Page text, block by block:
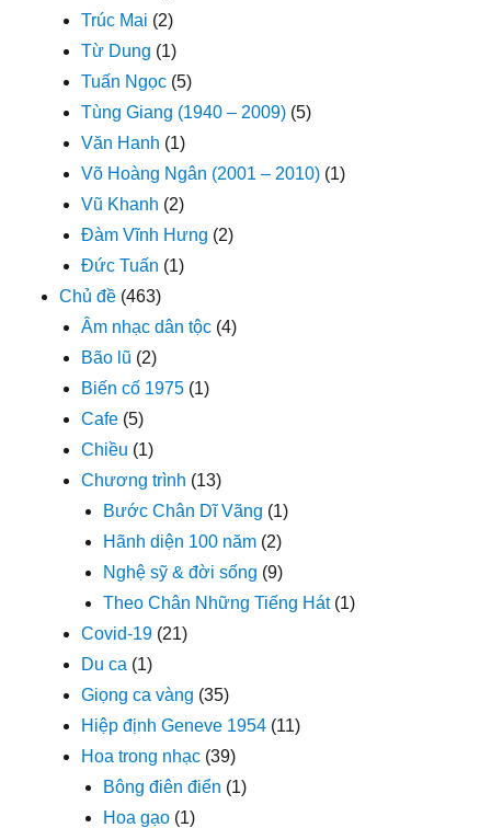
Trúc Mai (2)
Từ Dung (1)
Tuấn Ngọc (5)
Tùng Giang (1940 – 2009) (5)
Văn Hanh (1)
Võ Hoàng Ngân (2001 – 2010) (1)
Vũ Khanh (2)
Đàm Vĩnh Hưng (2)
Đức Tuấn (1)
Chủ đề (463)
Âm nhạc dân tộc (4)
Bão lũ (2)
Biến cố 1975 (1)
Cafe (5)
Chiều (1)
Chương trình (13)
Bước Chân Dĩ Vãng (1)
Hãnh diện 100 năm (2)
Nghệ sỹ & đời sống (9)
Theo Chân Những Tiếng Hát(1)
Covid-19 (21)
Du ca (1)
Giọng ca vàng (35)
Hiệp định Geneve 1954 (11)
Hoa trong nhạc (39)
Bông điên điển (1)
Hoa gạo (1)